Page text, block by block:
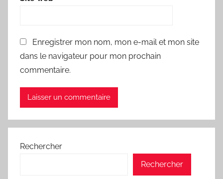
Enregistrer mon nom, mon e-mail et mon site
dans le navigateur pour mon prochain
commentaire.
Rechercher
Rechercher